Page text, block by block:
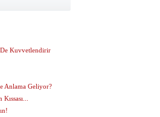
Kuvvetlendirir
Anlama Geliyor?